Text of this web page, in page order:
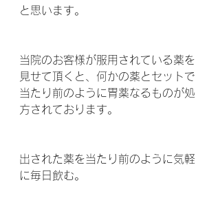
と思います。
当院のお客様が服用されている薬を
見せて頂くと、何かの薬とセットで
当たり前のように胃薬なるものが処
方されております。
出された薬を当たり前のように気軽
に毎日飲む。